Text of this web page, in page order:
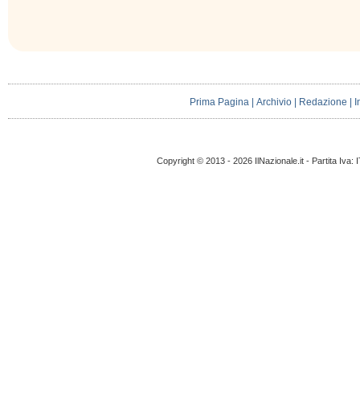
Prima Pagina |Archivio | Redazione |
Copyright © 2013 - 2026 IlNazionale.it - Partita Iva: